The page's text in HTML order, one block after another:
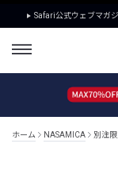
Safari公式ウェブマガ
ホーム NASAMICA 別注